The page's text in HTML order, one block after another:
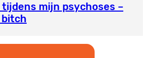
mijn psychoses –
bitch